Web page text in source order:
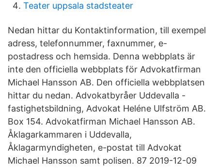
Teater uppsala stadsteater
Nedan hittar du Kontaktinformation, till exempel
adress, telefonnummer, faxnummer, e-
postadress och hemsida. Denna webbplats är
inte den officiella webbplats för Advokatfirman
Michael Hansson AB. Den officiella webbplatsen
hittar du nedan. Advokatbyråer Uddevalla -
fastighetsbildning, Advokat Heléne Ulfström AB.
Box 154. Advokatfirman Michael Hansson AB.
Åklagarkammaren i Uddevalla,
Åklagarmyndigheten, e-postat till Advokat
Michael Hansson samt polisen. 87 2019-12-09